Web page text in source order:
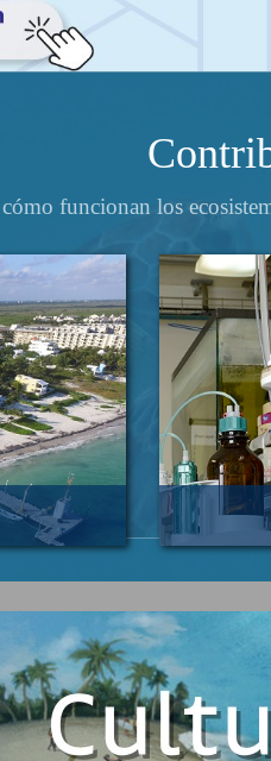
funcionan los
Universitaria
Morelos,
Campeche